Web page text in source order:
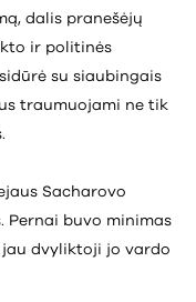
dalis pranešėjų
ir politinės
su siaubingais
traumuojami ne tik
Sacharovo
Pernai buvo minimas
dvyliktoji jo vardo